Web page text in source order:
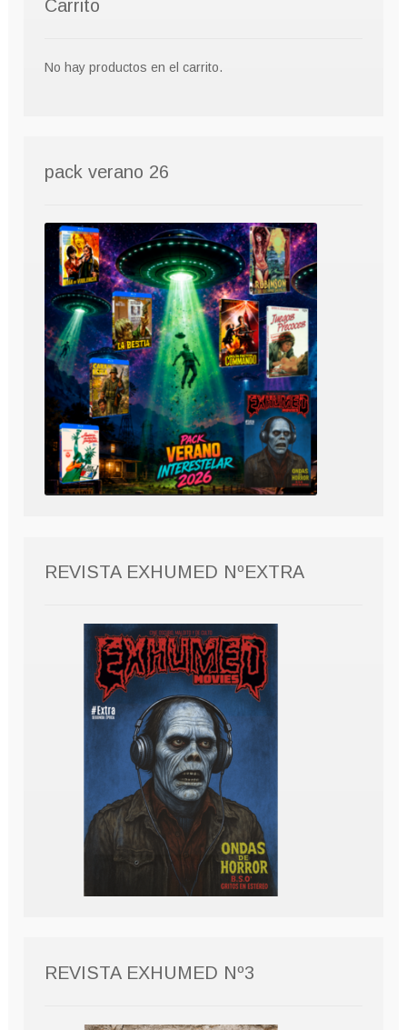
Carrito
No hay productos en el carrito.
pack verano 26
REVISTA EXHUMED NºEXTRA
REVISTA EXHUMED Nº3